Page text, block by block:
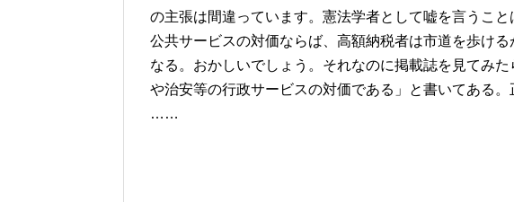
の主張は間違っています。憲法学者として嘘を言うこ
公共サービスの対価ならば、高額納税者は市道を歩け
なる。おかしいでしょう。それなのに掲載誌を見てみ
や治安等の行政サービスの対価である」と書いてある。
……